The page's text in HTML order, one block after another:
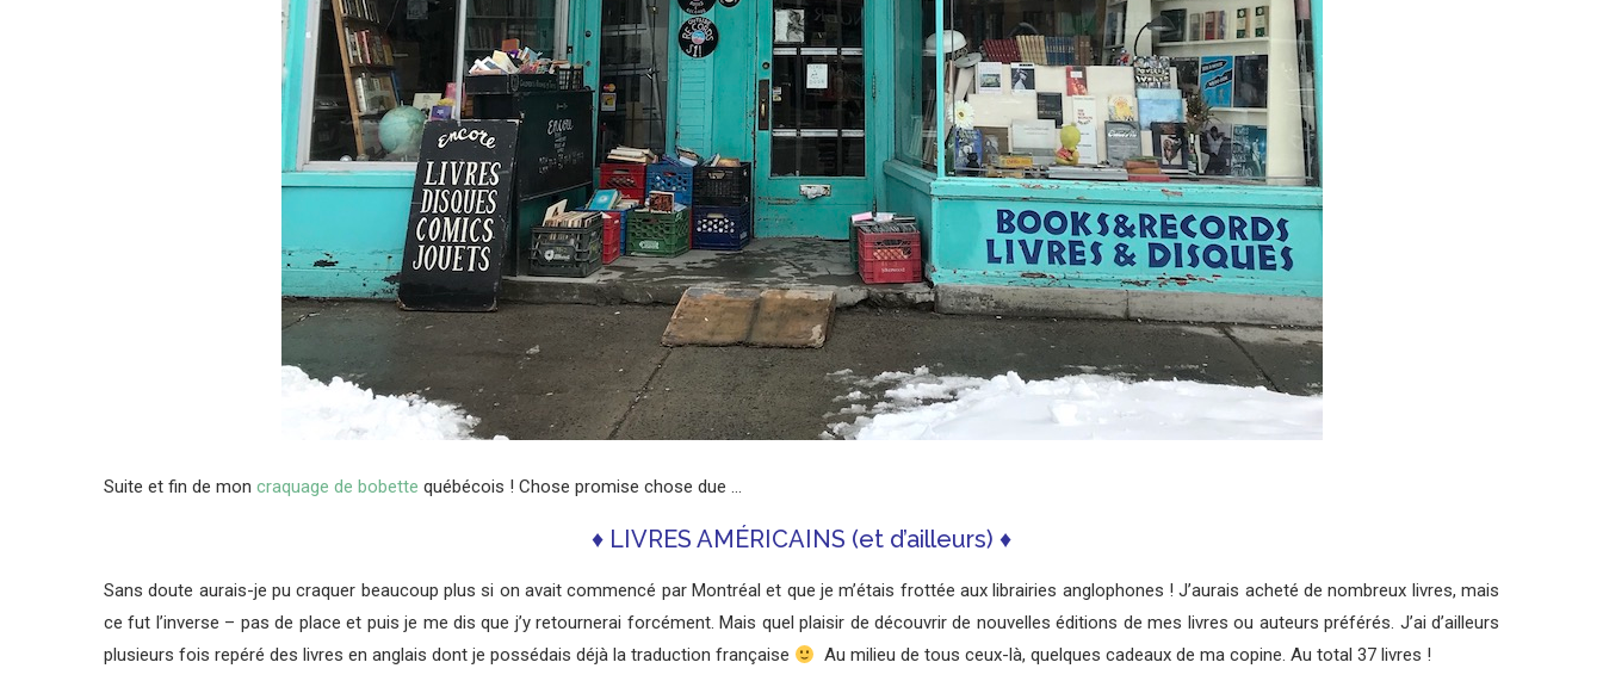
Suite et fin de mon craquage de bobette québécois ! Chose promise chose due …
♦ LIVRES AMÉRICAINS (et d’ailleurs) ♦
Sans doute aurais-je pu craquer beaucoup plus si on avait commencé par Montréal et que je m’étais frottée aux librairies anglophones ! J’aurais acheté de nombreux livres, mais
ce fut l’inverse – pas de place et puis je me dis que j’y retournerai forcément. Mais quel plaisir de découvrir de nouvelles éditions de mes livres ou auteurs préférés. J’ai d’ailleurs
plusieurs fois repéré des livres en anglais dont je possédais déjà la traduction française
Au milieu de tous ceux-là, quelques cadeaux de ma copine. Au total 37 livres !